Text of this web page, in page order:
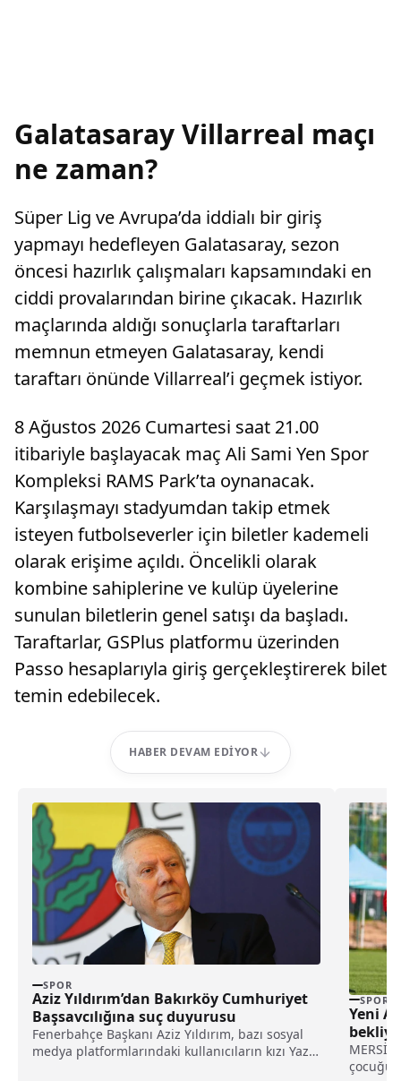
Galatasaray Villarreal maçı
ne zaman?
Süper Lig ve Avrupa’da iddialı bir giriş
yapmayı hedefleyen Galatasaray, sezon
öncesi hazırlık çalışmaları kapsamındaki en
ciddi provalarından birine çıkacak. Hazırlık
maçlarında aldığı sonuçlarla taraftarları
memnun etmeyen Galatasaray, kendi
taraftarı önünde Villarreal’i geçmek istiyor.
8 Ağustos 2026 Cumartesi saat 21.00
itibariyle başlayacak maç Ali Sami Yen Spor
Kompleksi RAMS Park’ta oynanacak.
Karşılaşmayı stadyumdan takip etmek
isteyen futbolseverler için biletler kademeli
olarak erişime açıldı. Öncelikli olarak
kombine sahiplerine ve kulüp üyelerine
sunulan biletlerin genel satışı da başladı.
Taraftarlar, GSPlus platformu üzerinden
Passo hesaplarıyla giriş gerçekleştirerek bilet
temin edebilecek.
HABER DEVAM EDIYOR
SPOR
Aziz Yıldırım’dan Bakırköy Cumhuriyet
Başsavcılığına suç duyurusu
Fenerbahçe Başkanı Aziz Yıldırım, bazı sosyal
medya platformlarındaki kullanıcıların kızı Yaz
SPOR
Yeni